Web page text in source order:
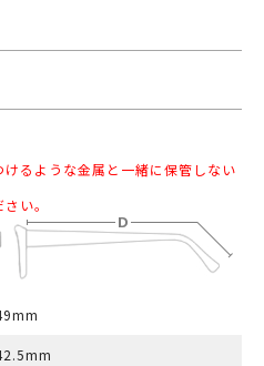
るような金属と一緒に保管しない
い。